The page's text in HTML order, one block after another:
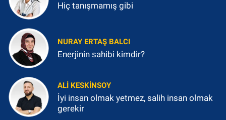
Hiç tanışmamış gibi
NURAY ERTAŞ BALCI
Enerjinin sahibi kimdir?
ALI KESKINSOY
İyi insan olmak yetmez, salih insan olmak
gerekir